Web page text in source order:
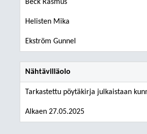
Beck Rasmus
Helisten Mika
Ekström Gunnel
Nähtävilläolo
Tarkastettu pöytäkirja julkaistaan
Alkaen 27.05.2025